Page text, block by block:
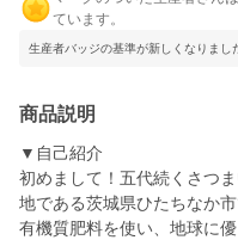
ています。
生産者バッジの基準が新しくなりまし
商品説明
▼自己紹介
初めまして！五代続くさつ
地である茨城県ひたちなか
有機質肥料を使い、地球に